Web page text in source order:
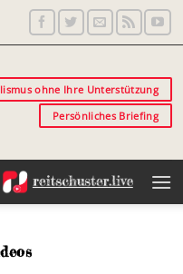
ohne Ihre Unterstützung
Persönliches Briefing